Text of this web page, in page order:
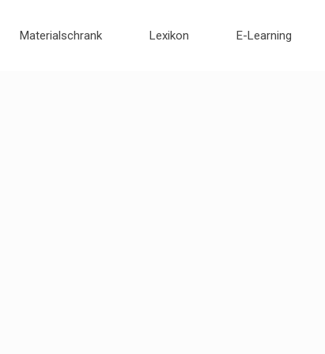
Materialschrank Lexikon E-Learning